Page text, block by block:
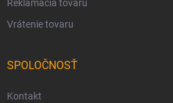
Reklamácia tovaru
Vrátenie tovaru
SPOLOČNOSŤ
Kontakt